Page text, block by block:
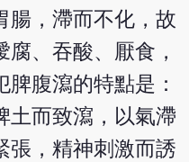
腸，滯而不化，故
、吞酸、厭食，
腹瀉的特點是：
土而致瀉，以氣滯
張，精神刺激而誘